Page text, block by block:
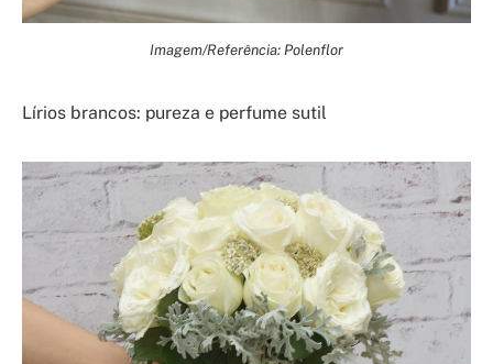
Imagem/Referência: Polenflor
Lírios brancos: pureza e perfume sutil